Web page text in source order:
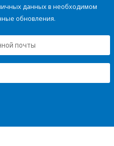
данных в необходимом
обновления.